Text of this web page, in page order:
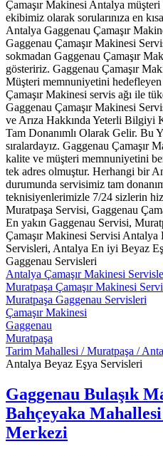
Çamaşır Makinesi Antalya
ekibimiz olarak sorularınıza en
Antalya Gaggenau Çamaşır
Gaggenau Çamaşır Makinesi
sokmadan Gaggenau Çamaşır
gösteririz. Gaggenau Çamaşır
Müşteri memnuniyetini
Çamaşır Makinesi servis ağı ile
Gaggenau Çamaşır Makinesi
ve Arıza Hakkında Yeterli Bilgiyi
Tam Donanımlı Olarak Gelir. Bu
sıralardayız. Gaggenau Çamaşır
kalite ve müşteri memnuniyetini
tek adres olmuştur. Herhangi bir
durumunda servisimiz tam
teknisiyenlerimizle 7/24 sizlerin
Muratpaşa Servisi, Gaggenau
En yakın Gaggenau Servisi,
Çamaşır Makinesi Servisi Antalya
Servisleri, Antalya En iyi Beyaz
Gaggenau Servisleri
Antalya Çamaşır Makinesi
Muratpaşa Çamaşır Makinesi
Muratpaşa Gaggenau Servisleri
Çamaşır Makinesi
Gaggenau
Muratpaşa
Tarim Mahallesi / Muratpaşa /
Antalya Beyaz Eşya Servisleri
Gaggenau Bulaşık
Bahçeyaka
Merkezi